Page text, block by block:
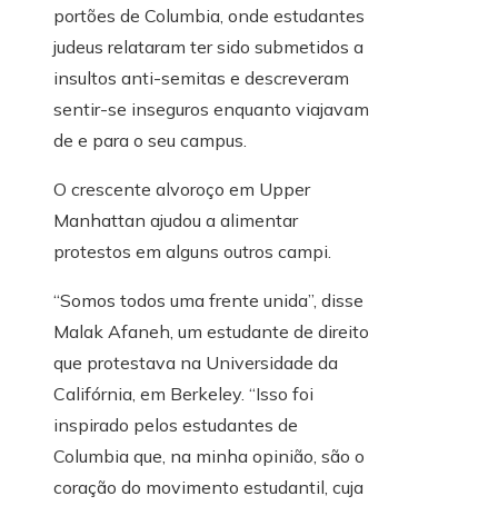
portões de Columbia, onde estudantes
judeus relataram ter sido submetidos a
insultos anti-semitas e descreveram
sentir-se inseguros enquanto viajavam
de e para o seu campus.
O crescente alvoroço em Upper
Manhattan ajudou a alimentar
protestos em alguns outros campi.
“Somos todos uma frente unida”, disse
Malak Afaneh, um estudante de direito
que protestava na Universidade da
Califórnia, em Berkeley. “Isso foi
inspirado pelos estudantes de
Columbia que, na minha opinião, são o
coração do movimento estudantil, cuja